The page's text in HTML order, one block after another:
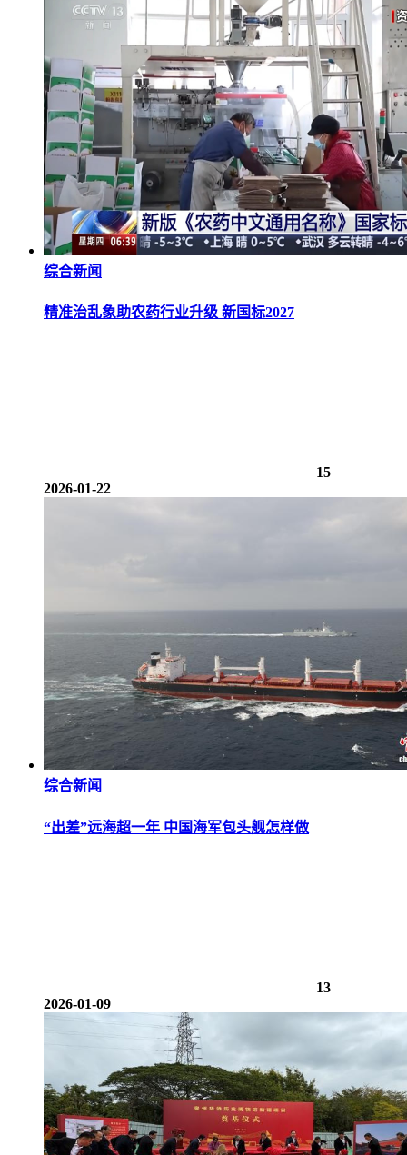
综合新闻
精准治乱象助农药行业升级 新国标2027
15
2026-01-22
综合新闻
“出差”远海超一年 中国海军包头舰怎样做
13
2026-01-09